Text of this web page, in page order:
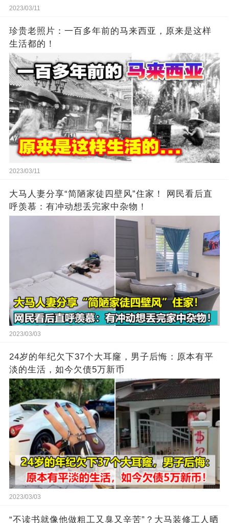
2023/03/11
珍贵老照片：一百多年前的马来西亚，原来是这样
生活都的！
2023/03/11
大马人妻分享“简陋家徒四壁风”住家！ 网民看后直
呼羡慕：有冲动想丢完家中杂物！
2023/03/03
24岁的年纪欠下37个大耳窿，男子后悔：原本有平
淡的生活，如今欠债5万新币
2023/03/03
“不读书就像他做粗工又臭又辛苦”？大马装修工人晒